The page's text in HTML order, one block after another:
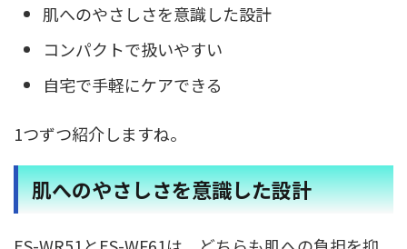
肌へのやさしさを意識した設計
コンパクトで扱いやすい
自宅で手軽にケアできる
1つずつ紹介しますね。
肌へのやさしさを意識した設計